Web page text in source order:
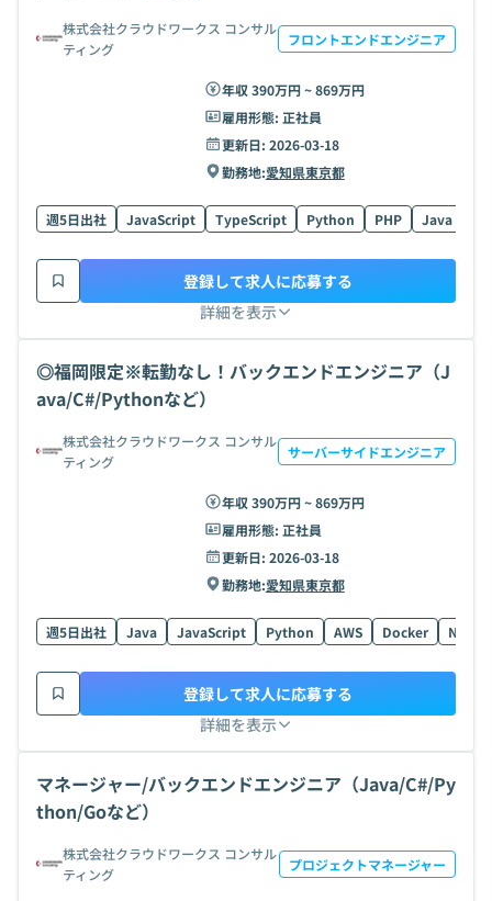
株式会社クラウドワークス コンサル
ティング
フロントエンドエンジニア
年収 390万円 ~ 869万円
雇用形態: 正社員
更新日: 2026-03-18
勤務地:愛知県東京都
週5日出社 JavaScript TypeScript Python PHP Java
詳細を表示
登録して求人に応募する
◎福岡限定※転勤なし！バックエンドエンジニア（J
ava/C#/Pythonなど）
株式会社クラウドワークス コンサル
ティング
サーバーサイドエンジニア
年収 390万円 ~ 869万円
雇用形態: 正社員
更新日: 2026-03-18
勤務地:愛知県東京都
週5日出社 Java JavaScript Python AWS Docker
詳細を表示
登録して求人に応募する
マネージャー/バックエンドエンジニア（Java/C#/Py
thon/Goなど）
株式会社クラウドワークス コンサル
ティング
プロジェクトマネージャー